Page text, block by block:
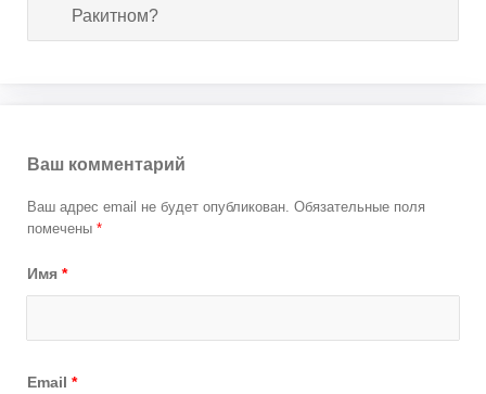
Ракитном?
Ваш комментарий
Ваш адрес email не будет опубликован. Обязательные поля
помечены *
Имя *
Email *